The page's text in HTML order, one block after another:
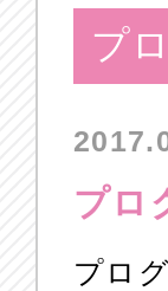
プ
プロ
プロ